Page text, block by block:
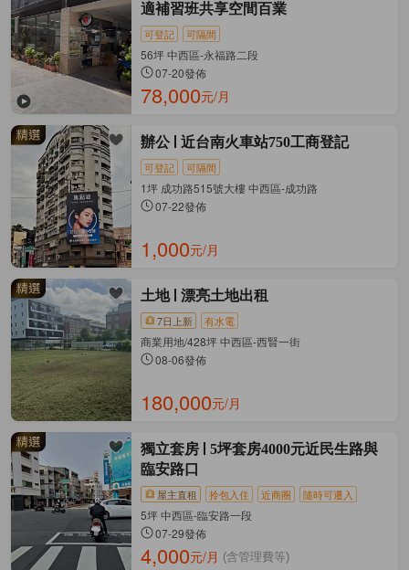
適補習班共享空間百業
可登記 可隔間
56坪 中西區-永福路二段
07-20發佈
78,000元/月
辦公 近台南火車站750工商登記
可登記 可隔間
1坪 成功路515號大樓 中西區-成功路
07-22發佈
1,000元/月
土地 漂亮土地出租
7日上新 有水電
商業用地/428坪 中西區-西賢一街
08-06發佈
180,000元/月
獨立套房
5坪套房4000元近民生路與
臨安路口
屋主直租 拎包入住 近商圈 隨時可遷入
5坪 中西區-臨安路一段
07-29發佈
4,000元/月 (含管理費等)